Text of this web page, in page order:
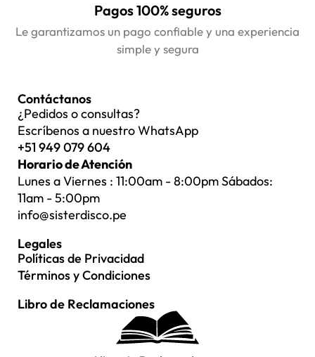
Pagos 100% seguros
Le garantizamos un pago confiable y una experiencia
simple y segura
Contáctanos
¿Pedidos o consultas?
Escríbenos a nuestro WhatsApp
+51 949 079 604
Horario de Atención
Lunes a Viernes : 11:00am - 8:00pm Sábados:
11am - 5:00pm
info@sisterdisco.pe
Legales
Políticas de Privacidad
Términos y Condiciones
Libro de Reclamaciones